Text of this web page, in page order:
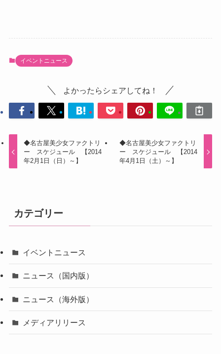
イベントニュース
よかったらシェアしてね！
◆名古屋美少女ファクトリ
ー スケジュール 【2014
年2月1日（日）～】
◆名古屋美少女ファクトリ
ー スケジュール 【2014
年4月1日（土）～】
カテゴリー
イベントニュース
ニュース（国内版）
ニュース（海外版）
メディアリリース